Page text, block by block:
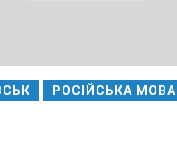
РОСІЙСЬКА МОВА